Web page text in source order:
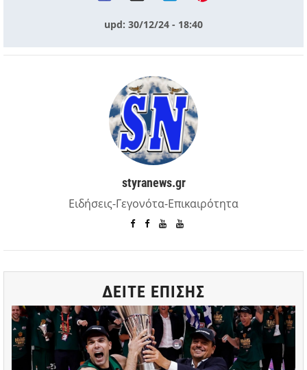
upd: 30/12/24 - 18:40
styranews.gr
Ειδήσεις-Γεγονότα-Επικαιρότητα
ΔΕΙΤΕ ΕΠΙΣΗΣ